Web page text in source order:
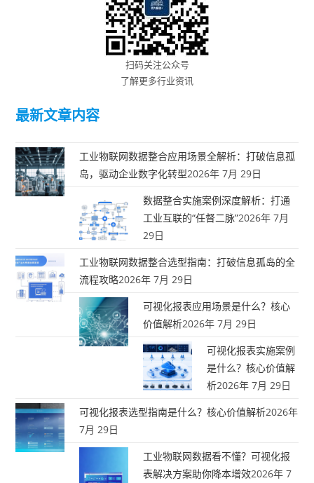
扫码关注公众号
了解更多行业资讯
最新文章内容
工业物联网数据整合应用场景全解析：打破信息孤
岛，驱动企业数字化转型2026年 7月 29日
数据整合实施案例深度解析：打通
工业互联的“任督二脉”2026年 7月
29日
工业物联网数据整合选型指南：打破信息孤岛的全
流程攻略2026年 7月 29日
可视化报表应用场景是什么？核心
价值解析2026年 7月 29日
可视化报表实施案例
是什么？核心价值解
析2026年 7月 29日
可视化报表选型指南是什么？核心价值解析2026年
7月 29日
工业物联网数据看不懂？可视化报
表解决方案助你降本增效2026年 7